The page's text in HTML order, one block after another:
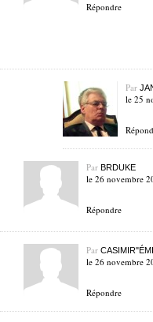
Répondre
Par
le 25
Par BRDUKE
le 26 novembre
Répondre
Par
le 26 novembre
Répondre